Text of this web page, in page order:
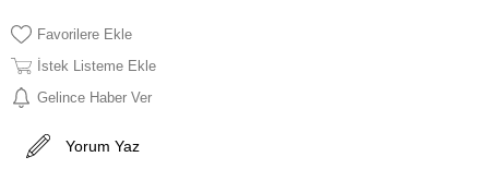
Favorilere Ekle
İstek Listeme Ekle
Gelince Haber Ver
Yorum Yaz